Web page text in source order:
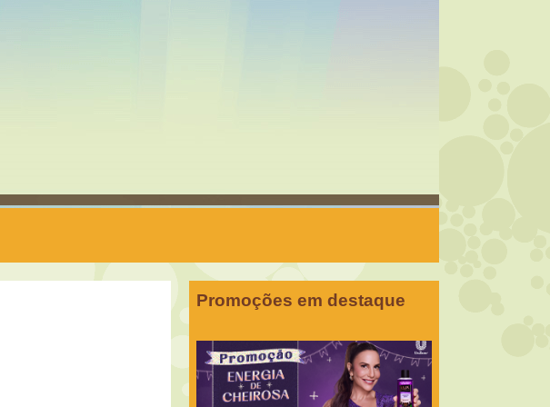
Promoções em destaque